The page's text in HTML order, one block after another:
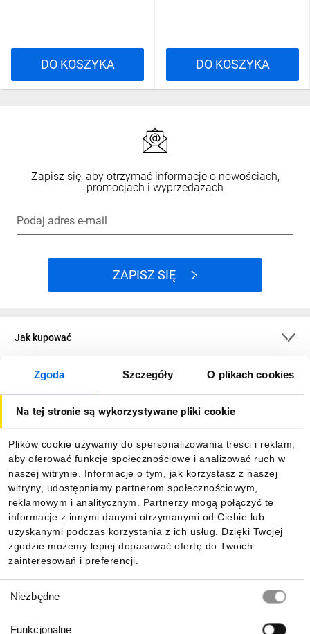
Zgoda Szczegóły O plikach cookies
Na tej stronie są wykorzystywane pliki cookie
Plików cookie używamy do spersonalizowania treści i reklam,
aby oferować funkcje społecznościowe i analizować ruch w
naszej witrynie. Informacje o tym, jak korzystasz z naszej
witryny, udostępniamy partnerom społecznościowym,
reklamowym i analitycznym. Partnerzy mogą połączyć te
informacje z innymi danymi otrzymanymi od Ciebie lub
uzyskanymi podczas korzystania z ich usług. Dzięki Twojej
zgodzie możemy lepiej dopasować ofertę do Twoich
zainteresowań i preferencji.
zgody
Niezbędne
Funkcjonalne
DO KOSZYKA DO KOSZYKA
Zapisz się, aby otrzymać informacje o nowościach,
promocjach i wyprzedażach
Podaj adres e-mail
ZAPISZ SIĘ
Jak kupować
O firmie
Informacje
Pobierz naszą aplikację mobilną: